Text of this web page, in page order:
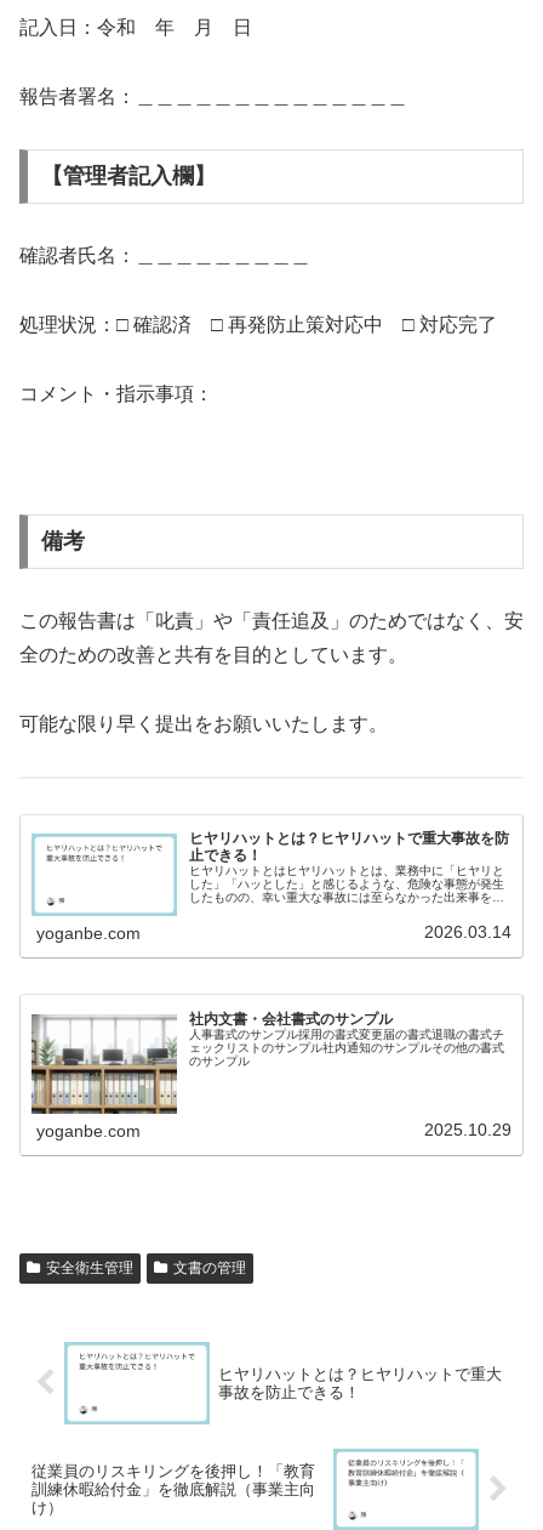
記入日：令和 年 月 日
報告者署名：＿＿＿＿＿＿＿＿＿＿＿＿＿＿
【管理者記入欄】
確認者氏名：＿＿＿＿＿＿＿＿＿
処理状況：□ 確認済 □ 再発防止策対応中 □ 対応完了
コメント・指示事項：
備考
この報告書は「叱責」や「責任追及」のためではなく、安
全のための改善と共有を目的としています。
可能な限り早く提出をお願いいたします。
ヒヤリハットとは？ヒヤリハットで重大事故を防
止できる！
ヒヤリハットとはヒヤリハットとは、業務中に「ヒヤリと
した」「ハッとした」と感じるような、危険な事態が発生
したものの、幸い重大な事故には至らなかった出来事を指
yoganbe.com 2026.03.14
社内文書・会社書式のサンプル
人事書式のサンプル採用の書式変更届の書式退職の書式チ
ェックリストのサンプル社内通知のサンプルその他の書式
のサンプル
yoganbe.com 2025.10.29
安全衛生管理 文書の管理
ヒヤリハットとは？ヒヤリハットで重大
事故を防止できる！
従業員のリスキリングを後押し！「教育
訓練休暇給付金」を徹底解説（事業主向
け）